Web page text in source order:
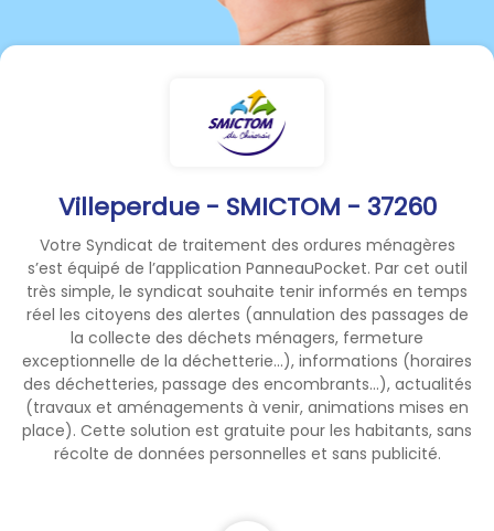
Villeperdue - SMICTOM - 37260
Votre Syndicat de traitement des ordures ménagères
s’est équipé de l’application PanneauPocket. Par cet outil
très simple, le syndicat souhaite tenir informés en temps
réel les citoyens des alertes (annulation des passages de
la collecte des déchets ménagers, fermeture
exceptionnelle de la déchetterie...), informations (horaires
des déchetteries, passage des encombrants...), actualités
(travaux et aménagements à venir, animations mises en
place). Cette solution est gratuite pour les habitants, sans
récolte de données personnelles et sans publicité.